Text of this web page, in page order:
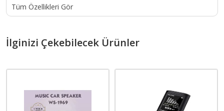
Tüm Özellikleri Gör
İlginizi Çekebilecek Ürünler